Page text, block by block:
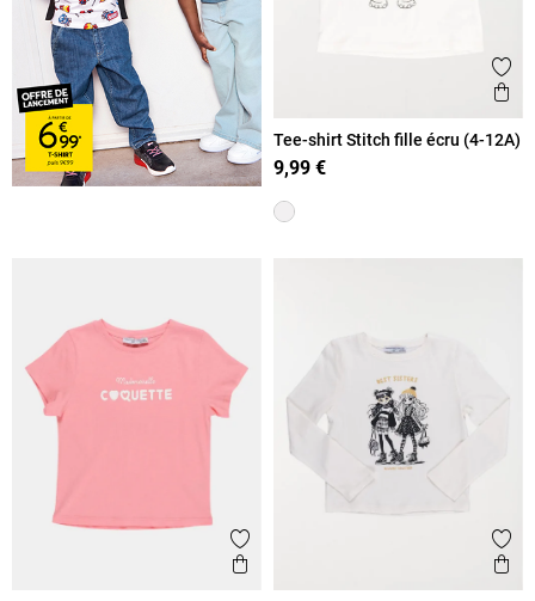
Tee-shirt Stitch fille écru (4-12A)
9,99 €
Ajouter aux favoris
Aperçu rapide